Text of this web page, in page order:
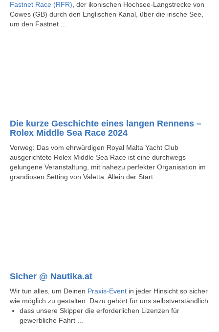
Fastnet Race (RFR) , der ikonischen Hochsee-Langstrecke von
Cowes (GB) durch den Englischen Kanal, über die irische See,
um den Fastnet ...
Die kurze Geschichte eines langen Rennens –
Rolex Middle Sea Race 2024
Vorweg: Das vom ehrwürdigen Royal Malta Yacht Club
ausgerichtete Rolex Middle Sea Race ist eine durchwegs
gelungene Veranstaltung, mit nahezu perfekter Organisation im
grandiosen Setting von Valetta. Allein der Start ...
Sicher @ Nautika.at
Wir tun alles, um Deinen Praxis-Event in jeder Hinsicht so sicher
wie möglich zu gestalten. Dazu gehört für uns selbstverständlich
dass unsere Skipper die erforderlichen Lizenzen für
gewerbliche Fahrt ...